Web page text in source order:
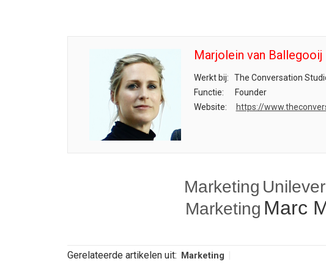
Marjolein van Ballegooij
Werkt bij:
The Conversation
Functie:
Founder
Website:
https://
Marketing
Marketing Marc
Gerelateerde artikelen uit: Marketing